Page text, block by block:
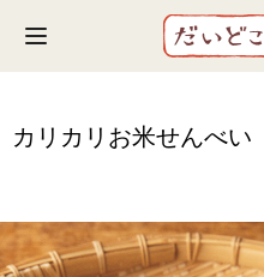
Toggle navigation
カリカリお米せんべい